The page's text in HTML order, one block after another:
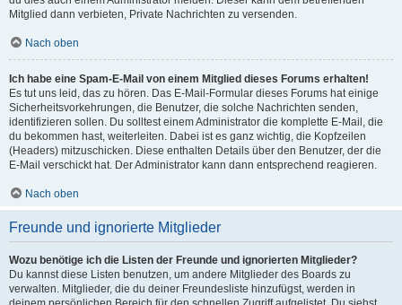
Mitglied dann verbieten, Private Nachrichten zu versenden.
Nach oben
Ich habe eine Spam-E-Mail von einem Mitglied dieses Forums erhalten!
Es tut uns leid, das zu hören. Das E-Mail-Formular dieses Forums hat einige
Sicherheitsvorkehrungen, die Benutzer, die solche Nachrichten senden,
identifizieren sollen. Du solltest einem Administrator die komplette E-Mail, die
du bekommen hast, weiterleiten. Dabei ist es ganz wichtig, die Kopfzeilen
(Headers) mitzuschicken. Diese enthalten Details über den Benutzer, der die
E-Mail verschickt hat. Der Administrator kann dann entsprechend reagieren.
Nach oben
Freunde und ignorierte Mitglieder
Wozu benötige ich die Listen der Freunde und ignorierten Mitglieder?
Du kannst diese Listen benutzen, um andere Mitglieder des Boards zu
verwalten. Mitglieder, die du deiner Freundesliste hinzufügst, werden in